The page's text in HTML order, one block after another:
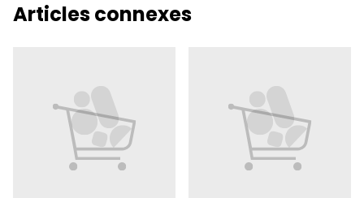
Articles connexes